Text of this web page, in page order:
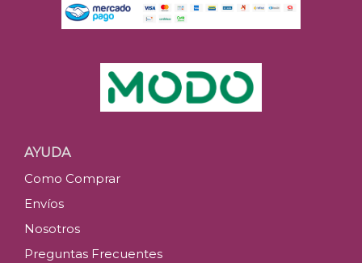
AYUDA
Como Comprar
Envíos
Nosotros
Preguntas Frecuentes